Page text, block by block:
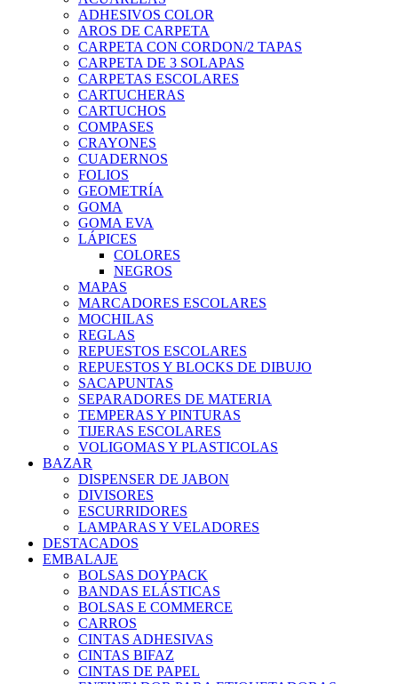
ADHESIVOS COLOR
AROS DE CARPETA
CARPETA CON CORDON/2 TAPAS
CARPETA DE 3 SOLAPAS
CARPETAS ESCOLARES
CARTUCHERAS
CARTUCHOS
COMPASES
CRAYONES
CUADERNOS
FOLIOS
GEOMETRÍA
GOMA
GOMA EVA
LÁPICES
COLORES
NEGROS
MAPAS
MARCADORES ESCOLARES
MOCHILAS
REGLAS
REPUESTOS ESCOLARES
REPUESTOS Y BLOCKS DE DIBUJO
SACAPUNTAS
SEPARADORES DE MATERIA
TEMPERAS Y PINTURAS
TIJERAS ESCOLARES
VOLIGOMAS Y PLASTICOLAS
BAZAR
DISPENSER DE JABON
DIVISORES
ESCURRIDORES
LAMPARAS Y VELADORES
DESTACADOS
EMBALAJE
BOLSAS DOYPACK
BANDAS ELÁSTICAS
BOLSAS E COMMERCE
CARROS
CINTAS ADHESIVAS
CINTAS BIFAZ
CINTAS DE PAPEL